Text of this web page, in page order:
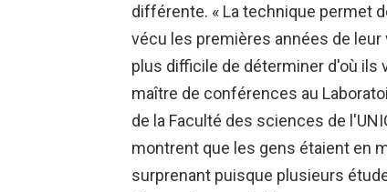
différente. « La technique permet
vécu les premières années de
plus difficile de déterminer d'où ils
maître de conférences au
de la Faculté des sciences de
montrent que les gens étaient en
surprenant puisque plusieurs